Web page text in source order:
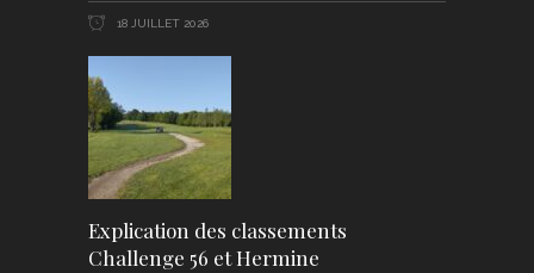
18 JUILLET 2026
Explication des classements
Challenge 56 et Hermine